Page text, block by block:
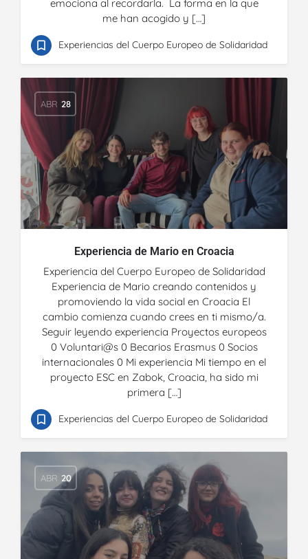
emociona al recordarla. La forma en la que
me han acogido y […]
Experiencias del Cuerpo Europeo de Solidaridad
ABR 28
Experiencia de Mario en Croacia
Experiencia del Cuerpo Europeo de Solidaridad
Experiencia de Mario creando contenidos y
promoviendo la vida social en Croacia El
cambio comienza cuando crees en ti mismo/a.
Seguir leyendo experiencia Proyectos europeos
0 Voluntari@s 0 Becarios Erasmus 0 Socios
internacionales 0 Mi experiencia Mi tiempo en el
proyecto ESC en Zabok, Croacia, ha sido mi
primera […]
Experiencias del Cuerpo Europeo de Solidaridad
ABR 20